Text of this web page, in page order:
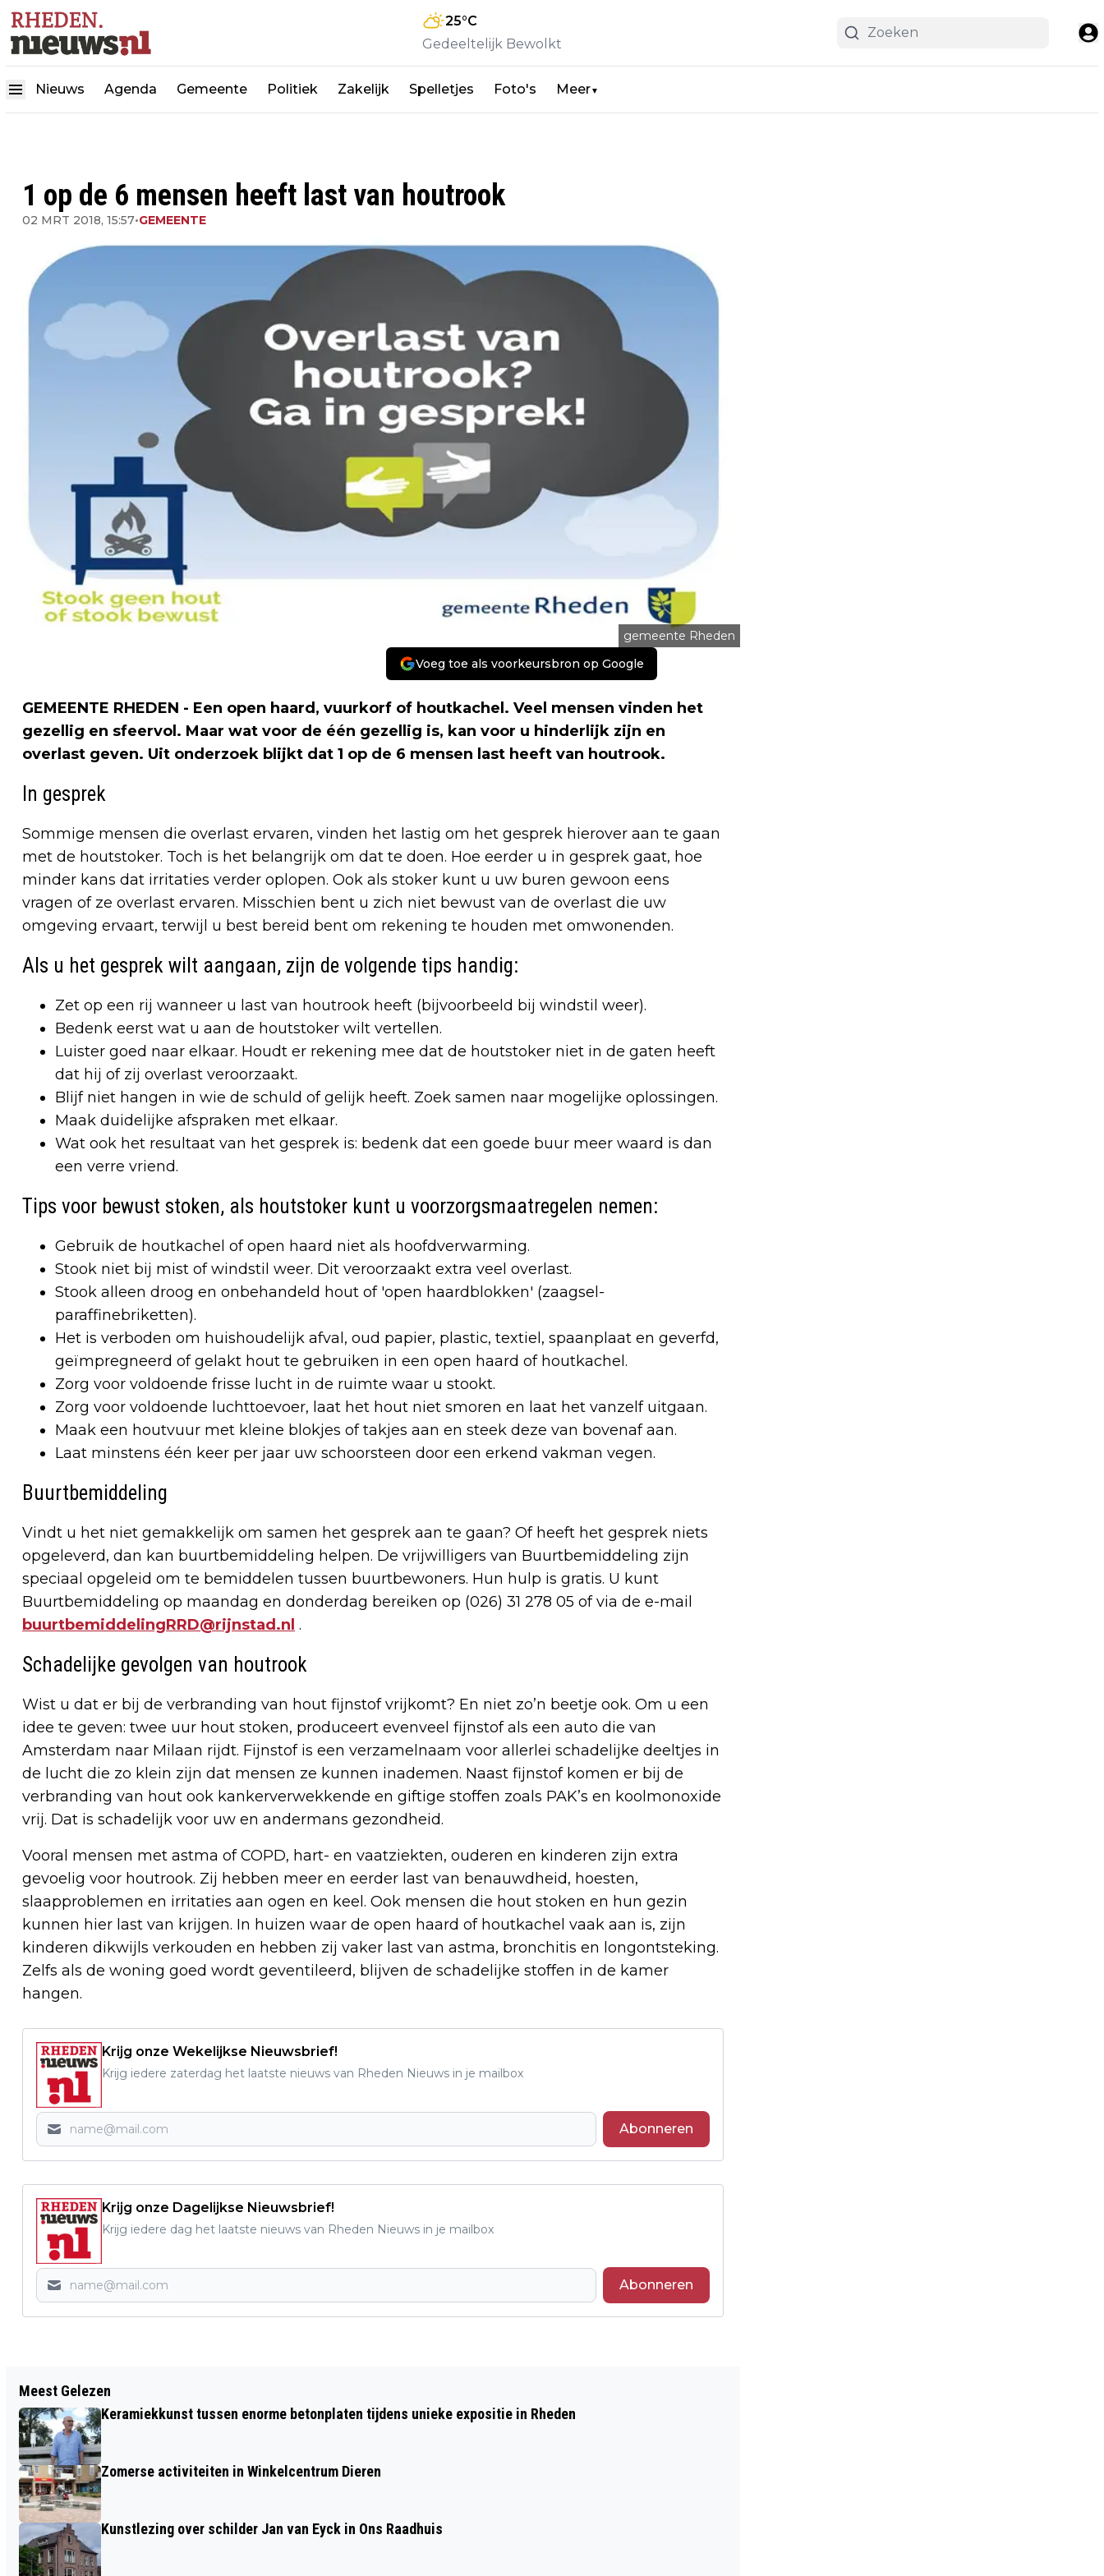
25°C
Gedeeltelijk Bewolkt
Nieuws Agenda Gemeente Politiek Zakelijk Spelletjes Foto's Meer▼
1 op de 6 mensen heeft last van houtrook
02 MRT 2018, 15:57•GEMEENTE
gemeente Rheden
Voeg toe als voorkeursbron op Google
GEMEENTE RHEDEN - Een open haard, vuurkorf of houtkachel. Veel mensen vinden het
gezellig en sfeervol. Maar wat voor de één gezellig is, kan voor u hinderlijk zijn en
overlast geven. Uit onderzoek blijkt dat 1 op de 6 mensen last heeft van houtrook.
In gesprek
Sommige mensen die overlast ervaren, vinden het lastig om het gesprek hierover aan te gaan
met de houtstoker. Toch is het belangrijk om dat te doen. Hoe eerder u in gesprek gaat, hoe
minder kans dat irritaties verder oplopen. Ook als stoker kunt u uw buren gewoon eens
vragen of ze overlast ervaren. Misschien bent u zich niet bewust van de overlast die uw
omgeving ervaart, terwijl u best bereid bent om rekening te houden met omwonenden.
Als u het gesprek wilt aangaan, zijn de volgende tips handig:
Zet op een rij wanneer u last van houtrook heeft (bijvoorbeeld bij windstil weer).
Bedenk eerst wat u aan de houtstoker wilt vertellen.
Luister goed naar elkaar. Houdt er rekening mee dat de houtstoker niet in de gaten heeft
dat hij of zij overlast veroorzaakt.
Blijf niet hangen in wie de schuld of gelijk heeft. Zoek samen naar mogelijke oplossingen.
Maak duidelijke afspraken met elkaar.
Wat ook het resultaat van het gesprek is: bedenk dat een goede buur meer waard is dan
een verre vriend.
Tips voor bewust stoken, als houtstoker kunt u voorzorgsmaatregelen nemen:
Gebruik de houtkachel of open haard niet als hoofdverwarming.
Stook niet bij mist of windstil weer. Dit veroorzaakt extra veel overlast.
Stook alleen droog en onbehandeld hout of 'open haardblokken' (zaagsel-
paraffinebriketten).
Het is verboden om huishoudelijk afval, oud papier, plastic, textiel, spaanplaat en geverfd,
geïmpregneerd of gelakt hout te gebruiken in een open haard of houtkachel.
Zorg voor voldoende frisse lucht in de ruimte waar u stookt.
Zorg voor voldoende luchttoevoer, laat het hout niet smoren en laat het vanzelf uitgaan.
Maak een houtvuur met kleine blokjes of takjes aan en steek deze van bovenaf aan.
Laat minstens één keer per jaar uw schoorsteen door een erkend vakman vegen.
Buurtbemiddeling
Vindt u het niet gemakkelijk om samen het gesprek aan te gaan? Of heeft het gesprek niets
opgeleverd, dan kan buurtbemiddeling helpen. De vrijwilligers van Buurtbemiddeling zijn
speciaal opgeleid om te bemiddelen tussen buurtbewoners. Hun hulp is gratis. U kunt
Buurtbemiddeling op maandag en donderdag bereiken op (026) 31 278 05 of via de e-mail
buurtbemiddelingRRD@rijnstad.nl .
Schadelijke gevolgen van houtrook
Wist u dat er bij de verbranding van hout fijnstof vrijkomt? En niet zo’n beetje ook. Om u een
idee te geven: twee uur hout stoken, produceert evenveel fijnstof als een auto die van
Amsterdam naar Milaan rijdt. Fijnstof is een verzamelnaam voor allerlei schadelijke deeltjes in
de lucht die zo klein zijn dat mensen ze kunnen inademen. Naast fijnstof komen er bij de
verbranding van hout ook kankerverwekkende en giftige stoffen zoals PAK’s en koolmonoxide
vrij. Dat is schadelijk voor uw en andermans gezondheid.
Vooral mensen met astma of COPD, hart- en vaatziekten, ouderen en kinderen zijn extra
gevoelig voor houtrook. Zij hebben meer en eerder last van benauwdheid, hoesten,
slaapproblemen en irritaties aan ogen en keel. Ook mensen die hout stoken en hun gezin
kunnen hier last van krijgen. In huizen waar de open haard of houtkachel vaak aan is, zijn
kinderen dikwijls verkouden en hebben zij vaker last van astma, bronchitis en longontsteking.
Zelfs als de woning goed wordt geventileerd, blijven de schadelijke stoffen in de kamer
hangen.
Krijg onze Wekelijkse Nieuwsbrief!
Krijg iedere zaterdag het laatste nieuws van Rheden Nieuws in je mailbox
Abonneren
Krijg onze Dagelijkse Nieuwsbrief!
Krijg iedere dag het laatste nieuws van Rheden Nieuws in je mailbox
Abonneren
APPENDE ARNHEMSE FIETSSTER
KRIJGT 150 UUR TAAKSTRAF
TWEEDE DRUK BOEKJE ONS RAADHUIS
Meest Gelezen
Keramiekkunst tussen enorme betonplaten tijdens unieke expositie in Rheden
Zomerse activiteiten in Winkelcentrum Dieren
Kunstlezing over schilder Jan van Eyck in Ons Raadhuis